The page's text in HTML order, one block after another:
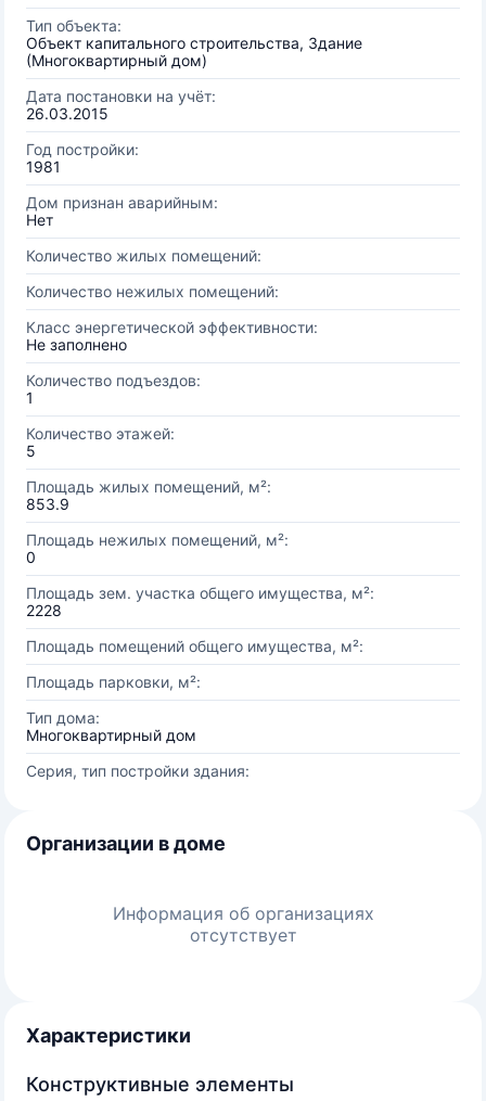
Тип объекта:
Объект капитального строительства, Здание
(Многоквартирный дом)
Дата постановки на учёт:
26.03.2015
Год постройки:
1981
Дом признан аварийным:
Нет
Количество жилых помещений:
Количество нежилых помещений:
Класс энергетической эффективности:
Не заполнено
Количество подъездов:
1
Количество этажей:
5
Площадь жилых помещений, м²:
853.9
Площадь нежилых помещений, м²:
0
Площадь зем. участка общего имущества, м²:
2228
Площадь помещений общего имущества, м²:
Площадь парковки, м²:
Тип дома:
Многоквартирный дом
Серия, тип постройки здания:
Организации в доме
Информация об организациях
отсутствует
Характеристики
Конструктивные элементы